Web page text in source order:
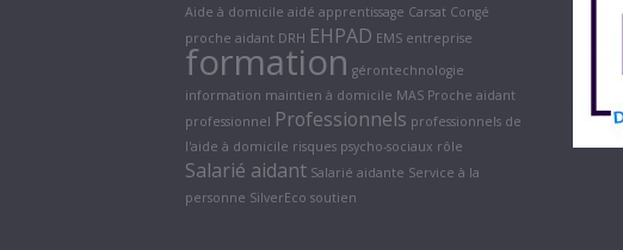
Aide à domicile aidé apprentissage Carsat Congé
proche aidant DRH EHPAD EMS entreprise
formation gérontechnologie
information maintien à domicile MAS Proche aidant
professionnel Professionnels professionnels de
l'aide à domicile risques psycho-sociaux rôle
Salarié aidant Salarié aidante Service à la
personne SilverEco soutien